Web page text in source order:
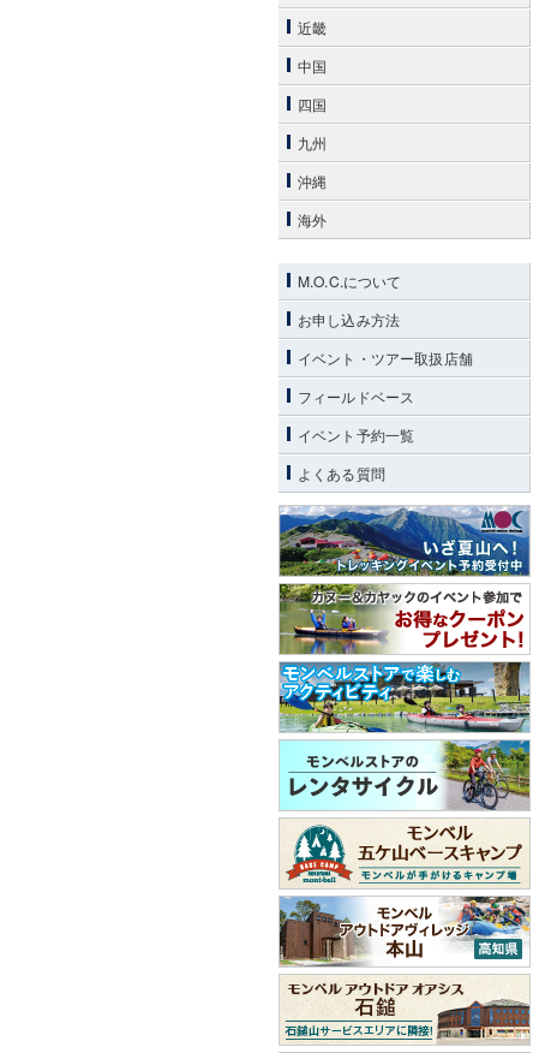
近畿
中国
四国
九州
沖縄
海外
M.O.C.について
お申し込み方法
イベント・ツアー取扱店舗
フィールドベース
イベント予約一覧
よくある質問